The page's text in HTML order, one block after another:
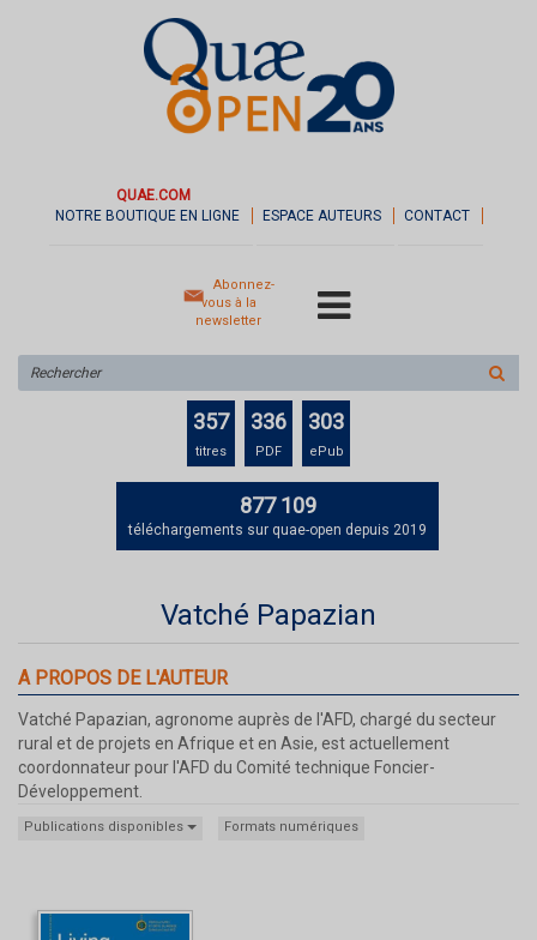
QUAE.COM
NOTRE BOUTIQUE EN LIGNE
ESPACE AUTEURS CONTACT
Abonnez-
vous à la
newsletter
sur
le
357
titres
336
PDF
303
ePub
877 109
téléchargements sur quae-open depuis 2019
Vatché Papazian
A PROPOS DE L'AUTEUR
Vatché Papazian, agronome auprès de l'AFD, chargé du secteur
rural et de projets en Afrique et en Asie, est actuellement
coordonnateur pour l'AFD du Comité technique Foncier-
Développement.
Publications disponibles Formats numériques